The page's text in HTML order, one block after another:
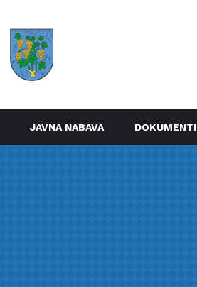
JAVNA NABAVA DOKUMENTI